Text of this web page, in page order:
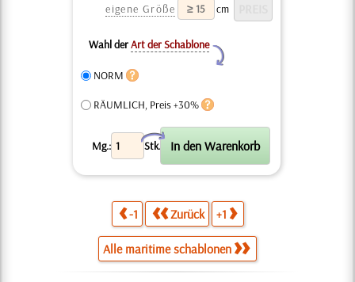
eigene Größe
cm
Wahl derArt der Schablone
Y
NORM
RÄUMLICH, Preis +30%
Mg.: Stk.
X
-1 Zurück +1
Alle maritime schablonen